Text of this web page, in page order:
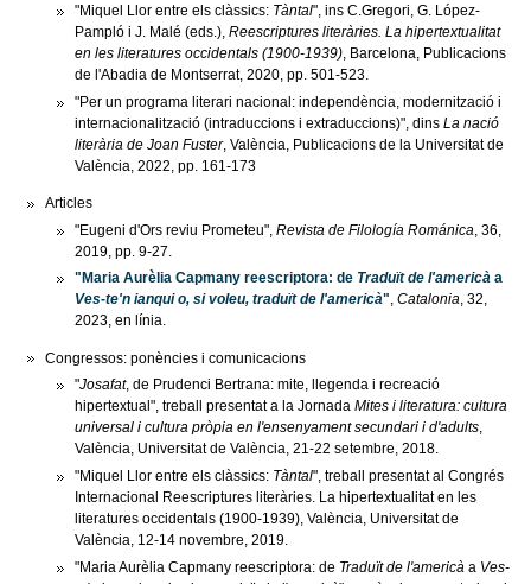
"Miquel Llor entre els clàssics: Tàntal", ins C.Gregori, G. López-
Pampló i J. Malé (eds.), Reescriptures literàries. La hipertextualitat
en les literatures occidentals (1900-1939), Barcelona, Publicacions
de l'Abadia de Montserrat, 2020, pp. 501-523.
"Per un programa literari nacional: independència, modernització i
internacionalització (intraduccions i extraduccions)", dins La nació
literària de Joan Fuster, València, Publicacions de la Universitat de
València, 2022, pp. 161-173
Articles
"Eugeni d'Ors reviu Prometeu", Revista de Filología Románica , 36,
2019, pp. 9-27.
"Maria Aurèlia Capmany reescriptora: de Traduït de l'americàa
Ves-te'n ianqui o, si voleu, traduït de l'americà", Catalonia, 32,
2023, en línia.
Congressos: ponències i comunicacions
"Josafat, de Prudenci Bertrana: mite, llegenda i recreació
hipertextual", treball presentat a la Jornada Mites i literatura: cultura
universal i cultura pròpia en l'ensenyament secundari i d'adults,
València, Universitat de València, 21-22 setembre, 2018.
"Miquel Llor entre els clàssics: Tàntal", treball presentat al Congrés
Internacional Reescriptures literàries. La hipertextualitat en les
literatures occidentals (1900-1939), València, Universitat de
València, 12-14 novembre, 2019.
"Maria Aurèlia Capmany reescriptora: de Traduït de l'americàa Ves-